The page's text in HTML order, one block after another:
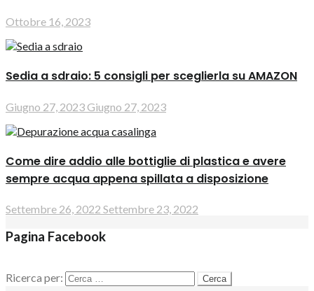
Ottobre 16, 2023
Sedia a sdraio: 5 consigli per sceglierla su AMAZON
Giugno 27, 2023Giugno 27, 2023
Come dire addio alle bottiglie di plastica e avere
sempre acqua appena spillata a disposizione
Settembre 26, 2022 Settembre 23, 2022
Pagina Facebook
Ricerca per: